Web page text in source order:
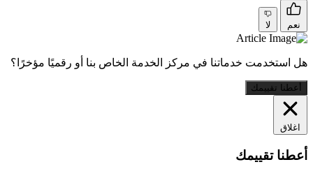
نعم لا
هل استخدمت خدماتنا في مركز الخدمة الخاص بنا أو رقميًا مؤخرًا؟
أعطنا تقييمك
اغلاق
أعطنا تقييمك